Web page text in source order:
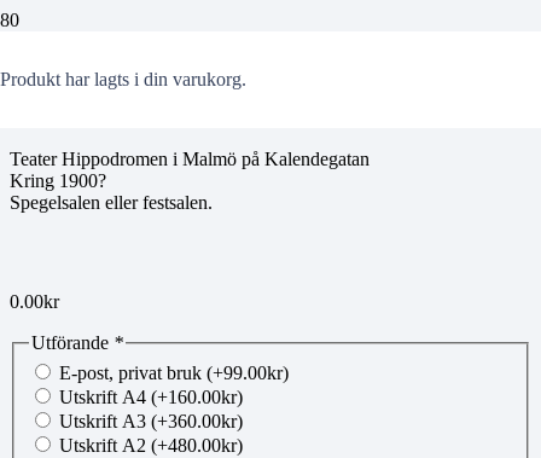
Produkt har lagts i din varukorg.
mg20140917073
Teater Hippodromen i Malmö på Kalendegatan
Kring 1900?
Spegelsalen eller festsalen.
0.00kr
Utförande *
E-post, privat bruk (+99.00kr)
Utskrift A4 (+160.00kr)
Utskrift A3 (+360.00kr)
Utskrift A2 (+480.00kr)